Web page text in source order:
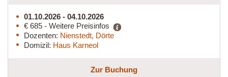
01.10.2026 - 04.10.2026
€ 685 - Weitere Preisinfos
Dozenten: Nienstedt, Dörte
Domizil: Haus Karneol
Zur Buchung